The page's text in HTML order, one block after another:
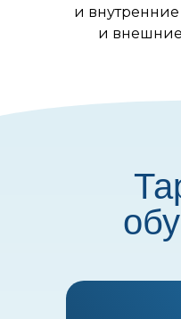
и внутренние
и внешние